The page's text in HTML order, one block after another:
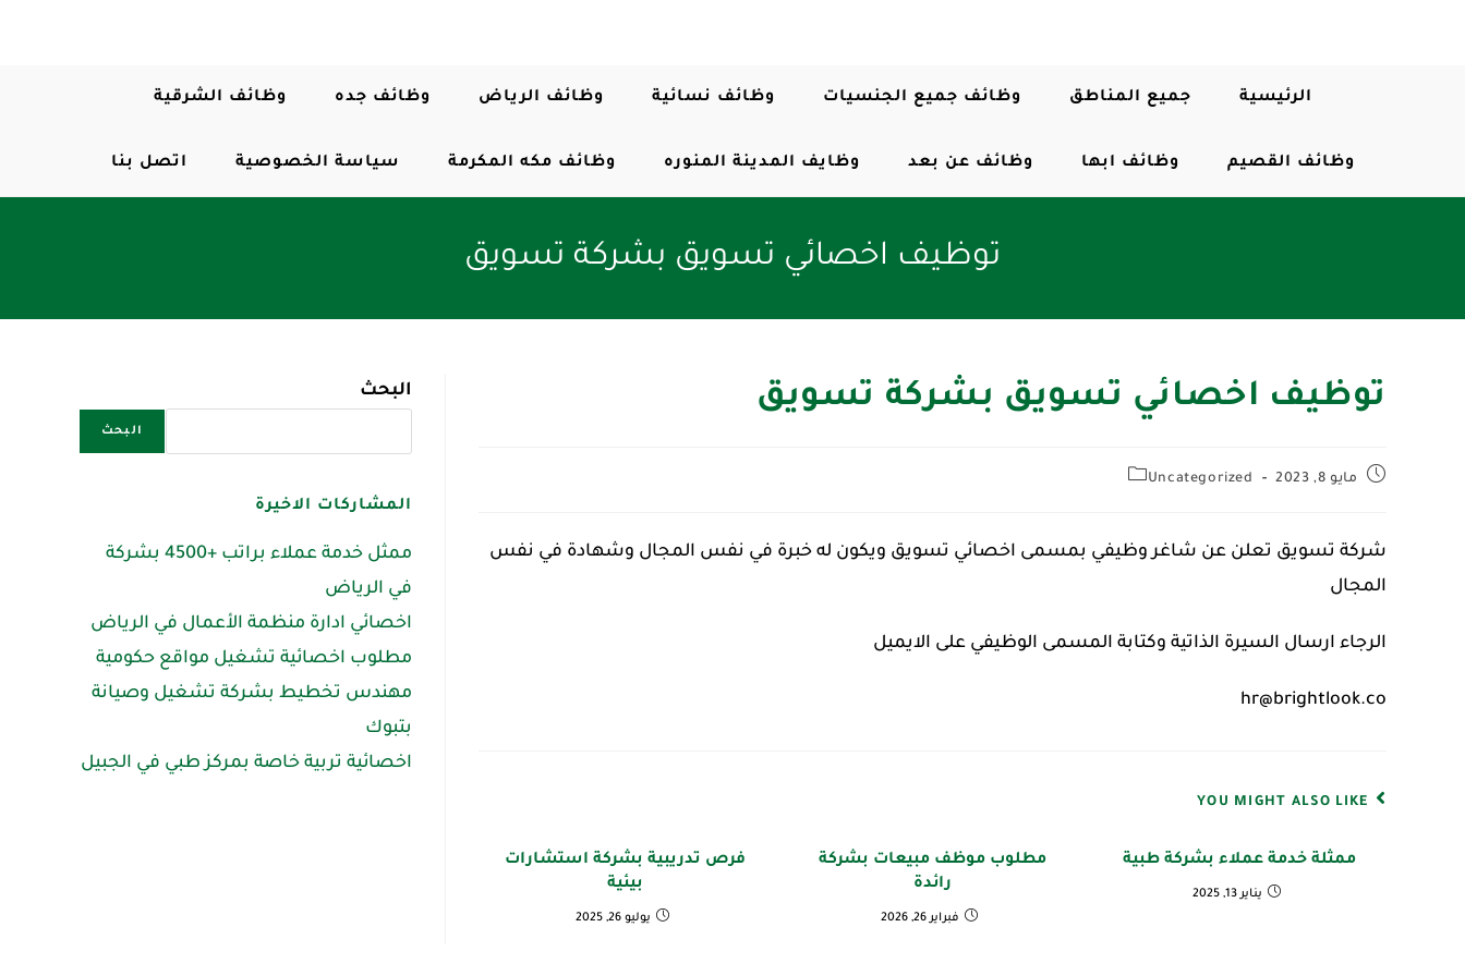
الرئيسية جميع المناطق وظائف جميع الجنسيات وظائف نسائية وظائف الرياض وظائف جده وظائف الشرقية
وظائف القصيم وظائف ابها وظائف عن بعد وظايف المدينة المنوره وظائف مكه المكرمة سياسة الخصوصية اتصل بنا
توظيف اخصائي تسويق بشركة تسويق
توظيف اخصائي تسويق بشركة تسويق
مايو 8, 2023 Uncategorized
شركة تسويق تعلن عن شاغر وظيفي بمسمى اخصائي تسويق ويكون له خبرة في نفس المجال وشهادة في نفس
المجال
الرجاء ارسال السيرة الذاتية وكتابة المسمى الوظيفي على الايميل
hr@brightlook.co
YOU MIGHT ALSO LIKE
فرص تدريبية بشركة استشارات
بيئية
يوليو 26, 2025
مطلوب موظف مبيعات بشركة
رائدة
فبراير 26, 2026
ممثلة خدمة عملاء بشركة طبية
يناير 13, 2025
البحث
البحث
المشاركات الاخيرة
ممثل خدمة عملاء براتب +4500 بشركة
في الرياض
اخصائي ادارة منظمة الأعمال في الرياض
مطلوب اخصائية تشغيل مواقع حكومية
مهندس تخطيط بشركة تشغيل وصيانة
بتبوك
اخصائية تربية خاصة بمركز طبي في الجبيل